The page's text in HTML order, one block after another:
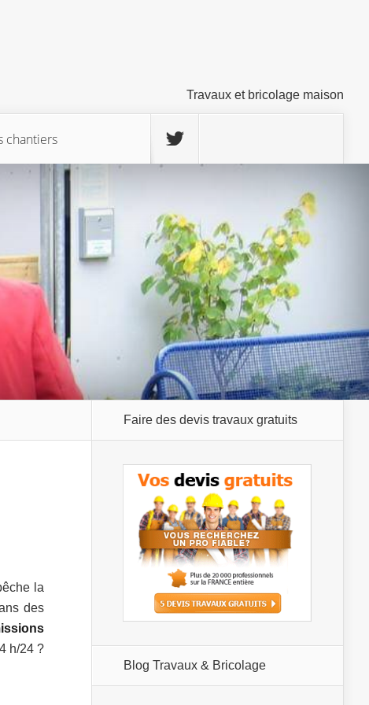
Travaux et bricolage maison
chantiers
la
des
h/24 ?
Faire des devis travaux gratuits
Blog Travaux & Bricolage